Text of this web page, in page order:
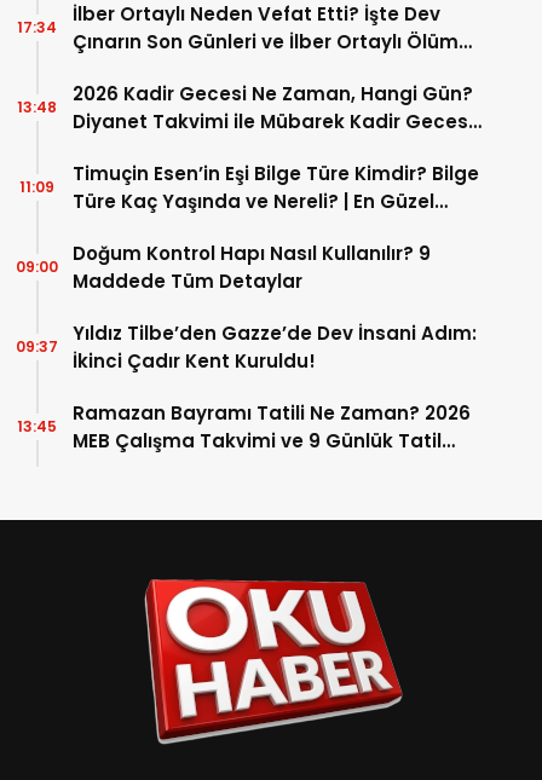
İlber Ortaylı Neden Vefat Etti? İşte Dev
Çınarın Son Günleri ve İlber Ortaylı Ölüm
17:34
2026 Kadir Gecesi Ne Zaman, Hangi Gün?
Diyanet Takvimi ile Mübarek Kadir Gecesi
13:48
Timuçin Esen’in Eşi Bilge Türe Kimdir? Bilge
Türe Kaç Yaşında ve Nereli? | En Güzel
11:09
Doğum Kontrol Hapı Nasıl Kullanılır? 9
Maddede Tüm Detaylar
09:00
Yıldız Tilbe’den Gazze’de Dev İnsani Adım:
İkinci Çadır Kent Kuruldu!
09:37
Ramazan Bayramı Tatili Ne Zaman? 2026
MEB Çalışma Takvimi ve 9 Günlük Tatil
13:45